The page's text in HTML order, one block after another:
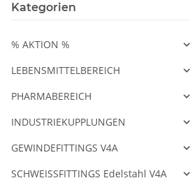
Kategorien
% AKTION %
LEBENSMITTELBEREICH
PHARMABEREICH
INDUSTRIEKUPPLUNGEN
GEWINDEFITTINGS V4A
SCHWEISSFITTINGS Edelstahl V4A